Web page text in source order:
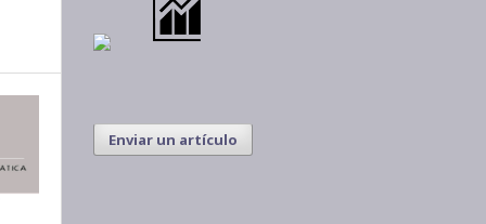
Enviar un artículo